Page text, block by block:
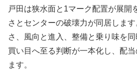
戸田は狭水面と1マーク配置が展開
さとセンターの破壊力が同居しま
さ、風向と進入、整備と乗り味を
買い目へ至る判断が一本化し、配
ます。